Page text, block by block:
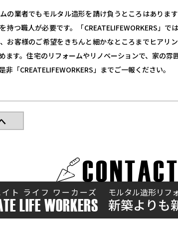
の業者でもモルタル造形を請け負うところはありま
持つ職人が必要です。「CREATELIFEWORKERS」
お客様のご希望をきちんと細かなところまでヒアリ
ます。住宅のリフォームやリノベーションで、家の雰
非「CREATELIFEWORKERS」までご一報ください。
CONTACT
ト ライフ ワーカーズ
LIFE WORKERS
モルタル造形リフ
新築よりも